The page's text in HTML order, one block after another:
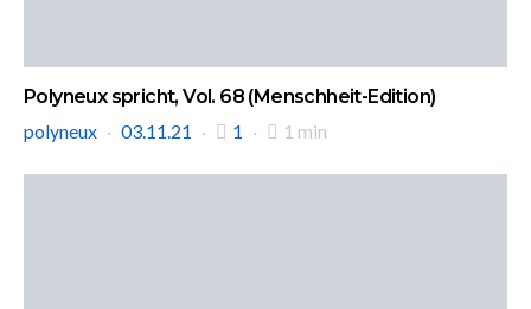
Polyneux spricht, Vol. 68 (Menschheit-Edition)
polyneux
03.11.21 1 1 min